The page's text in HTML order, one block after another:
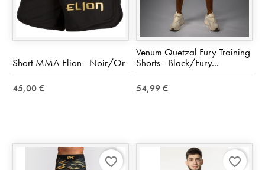
Short MMA Elion - Noir/Or
45,00 €
Venum Quetzal Fury Training
Shorts - Black/Fury...
54,99 €
favorite_border favorite_border